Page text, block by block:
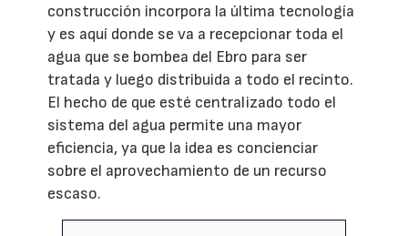
construcción incorpora la última tecnología
y es aquí donde se va a recepcionar toda el
agua que se bombea del Ebro para ser
tratada y luego distribuida a todo el recinto.
El hecho de que esté centralizado todo el
sistema del agua permite una mayor
eficiencia, ya que la idea es concienciar
sobre el aprovechamiento de un recurso
escaso.